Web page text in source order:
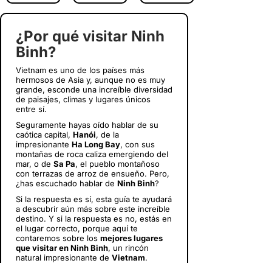
¿Por qué visitar Ninh
Binh?
Vietnam es uno de los países más
hermosos de Asia y, aunque no es muy
grande, esconde una increíble diversidad
de paisajes, climas y lugares únicos
entre sí.
Seguramente hayas oído hablar de su
caótica capital, Hanói, de la
impresionante Ha Long Bay, con sus
montañas de roca caliza emergiendo del
mar, o de Sa Pa, el pueblo montañoso
con terrazas de arroz de ensueño. Pero,
¿has escuchado hablar de Ninh Binh?
Si la respuesta es sí, esta guía te ayudará
a descubrir aún más sobre este increíble
destino. Y si la respuesta es no, estás en
el lugar correcto, porque aquí te
contaremos sobre los mejores lugares
que visitar en Ninh Binh, un rincón
natural impresionante de Vietnam.